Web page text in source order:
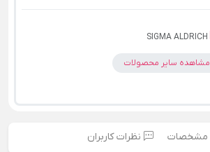
SIGMA ALDRICH
مشاهده سایر محصولات
مشخصات نظرات کاربران